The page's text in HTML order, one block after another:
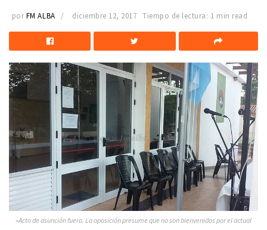
por FM ALBA diciembre 12, 2017 Tiempo de lectura: 1 min read
»Acto de asunción fuera. La oposición presume que no son bienvenidos por el actual